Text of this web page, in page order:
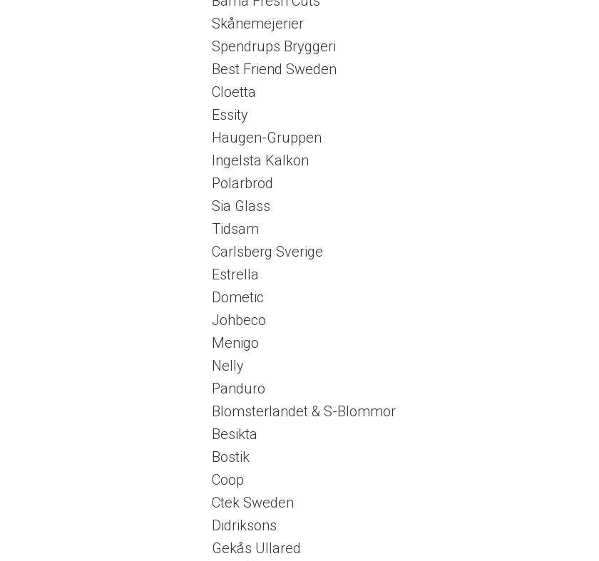
Skånemejerier
Spendrups Bryggeri
Best Friend Sweden
Cloetta
Essity
Haugen-Gruppen
Ingelsta Kalkon
Polarbröd
Sia Glass
Tidsam
Carlsberg Sverige
Estrella
Dometic
Johbeco
Menigo
Nelly
Panduro
Blomsterlandet & S-Blommor
Besikta
Bostik
Coop
Ctek Sweden
Didriksons
Gekås Ullared